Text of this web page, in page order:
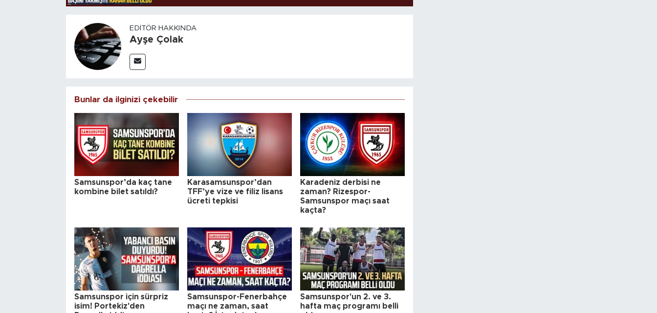
EDITÖR HAKKINDA
Ayşe Çolak
Bunlar da ilginizi çekebilir
Samsunspor’da kaç tane
kombine bilet satıldı?
Karasamsunspor’dan
TFF’ye vize ve filiz lisans
ücreti tepkisi
Karadeniz derbisi ne
zaman? Rizespor-
Samsunspor maçı saat
kaçta?
Samsunspor için sürpriz
isim! Portekiz'den
Samsunspor-Fenerbahçe
maçı ne zaman, saat
Samsunspor'un 2. ve 3.
hafta maç programı belli